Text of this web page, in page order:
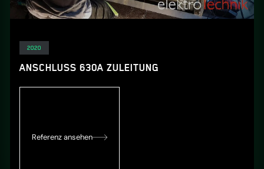
Elektro
ANSCHLUSS 630A ZULEITUNG
Referenz ansehen
2020